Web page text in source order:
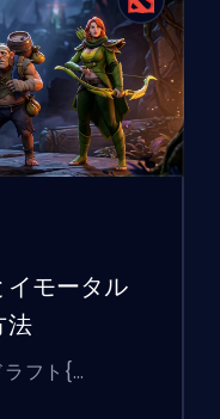
イモータル
法
ラフト{…